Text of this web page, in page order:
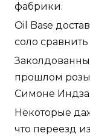
фабрики.
Oil Base
соло
прошлом
Симоне
Некоторые
что переезд